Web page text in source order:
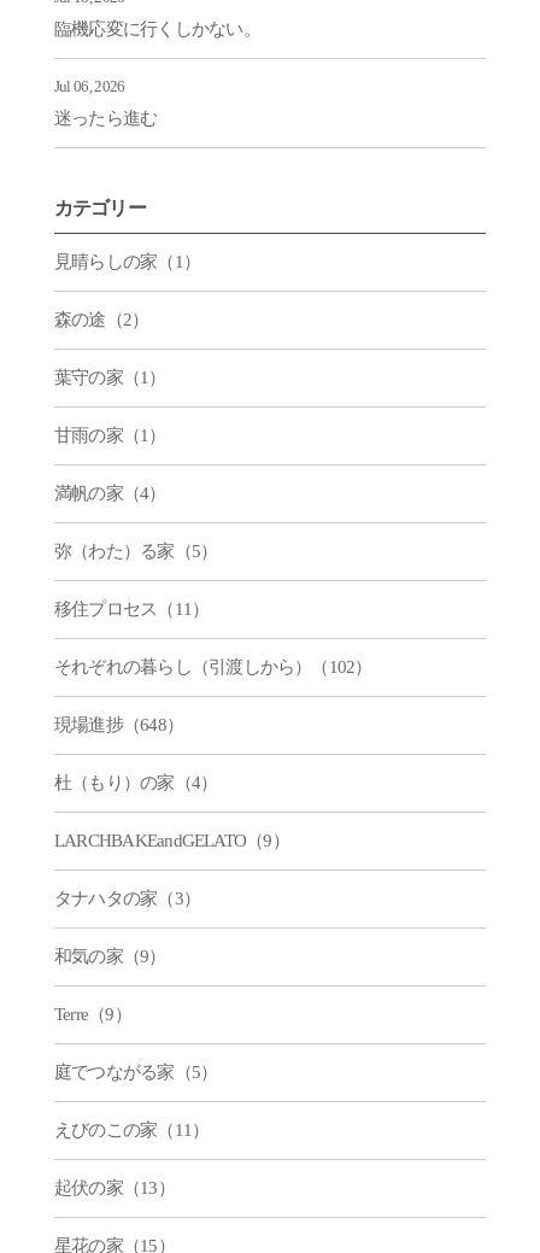
臨機応変に行くしかない。
Jul 06, 2026
迷ったら進む
カテゴリー
見晴らしの家（1）
森の途（2）
葉守の家（1）
甘雨の家（1）
満帆の家（4）
弥（わた）る家（5）
移住プロセス（11）
それぞれの暮らし（引渡しから）（102）
現場進捗（648）
杜（もり）の家（4）
LARCHBAKEandGELATO（9）
タナハタの家（3）
和気の家（9）
Terre（9）
庭でつながる家（5）
えびのこの家（11）
起伏の家（13）
星花の家（15）